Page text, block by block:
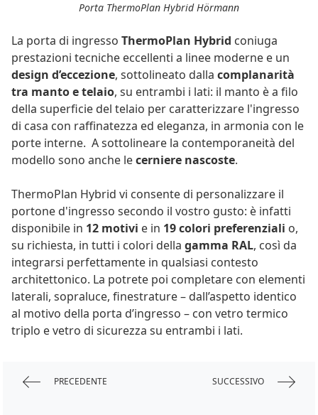
Porta ThermoPlan Hybrid Hörmann
La porta di ingresso ThermoPlan Hybrid coniuga
prestazioni tecniche eccellenti a linee moderne e un
design d’eccezione, sottolineato dalla complanarità
tra manto e telaio, su entrambi i lati: il manto è a filo
della superficie del telaio per caratterizzare l'ingresso
di casa con raffinatezza ed eleganza, in armonia con le
porte interne. A sottolineare la contemporaneità del
modello sono anche lecerniere nascoste.
ThermoPlan Hybrid vi consente di personalizzare il
portone d'ingresso secondo il vostro gusto: è infatti
disponibile in 12 motivi e in 19 colori preferenziali o,
su richiesta, in tutti i colori della gamma RAL, così da
integrarsi perfettamente in qualsiasi contesto
architettonico. La potrete poi completare con elementi
laterali, sopraluce, finestrature – dall’aspetto identico
al motivo della porta d’ingresso – con vetro termico
triplo e vetro di sicurezza su entrambi i lati.
PRECEDENTE SUCCESSIVO